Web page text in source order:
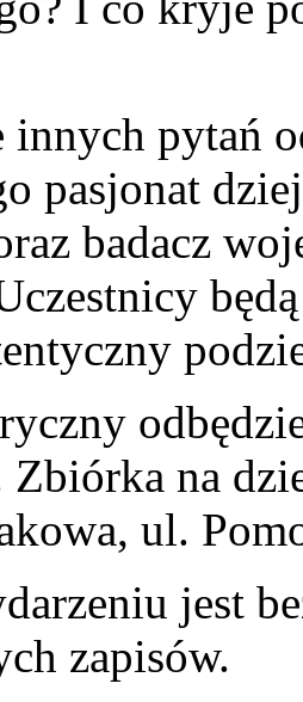
pytań
pasjonat
badacz
Zbiórka na
ul.
jest
zapisów.